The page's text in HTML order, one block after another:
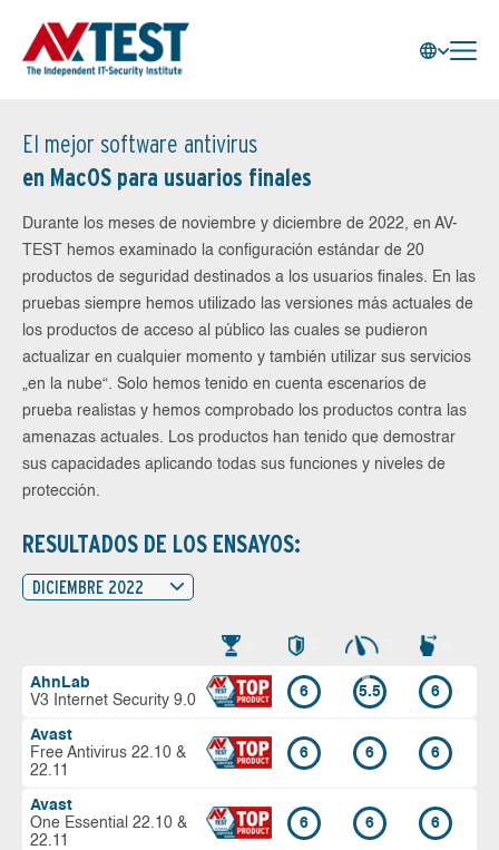
El mejor software antivirus
en MacOS para usuarios finales
Durante los meses de noviembre y diciembre de 2022, en AV-
TEST hemos examinado la configuración estándar de 20
productos de seguridad destinados a los usuarios finales. En las
pruebas siempre hemos utilizado las versiones más actuales de
los productos de acceso al público las cuales se pudieron
actualizar en cualquier momento y también utilizar sus servicios
„en la nube“. Solo hemos tenido en cuenta escenarios de
prueba realistas y hemos comprobado los productos contra las
amenazas actuales. Los productos han tenido que demostrar
sus capacidades aplicando todas sus funciones y niveles de
protección.
RESULTADOS DE LOS ENSAYOS:
DICIEMBRE 2022
AhnLab
V3 Internet Security 9.0
6 5.5 6
Avast
Free Antivirus 22.10 &
22.11
6 6 6
Avast
One Essential 22.10 &
22.11
6 6 6